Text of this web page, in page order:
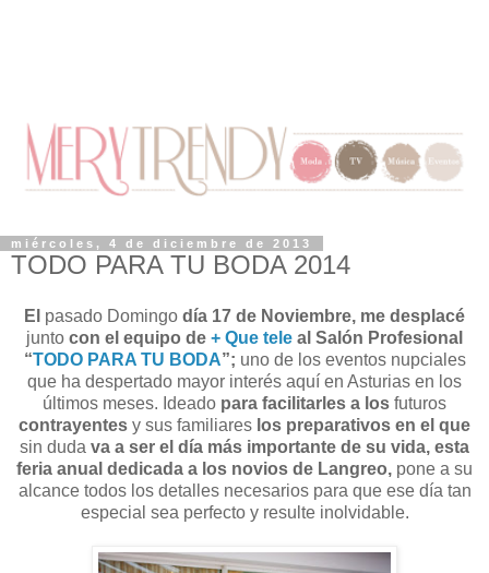
miércoles, 4 de diciembre de 2013
TODO PARA TU BODA 2014
El pasado Domingo día 17 de Noviembre, me desplacé
junto con el equipo de + Que tele al Salón Profesional
“TODO PARA TU BODA”; uno de los eventos nupciales
que ha despertado mayor interés aquí en Asturias en los
últimos meses. Ideado para facilitarles a los futuros
contrayentes y sus familiares los preparativos en el que
sin duda va a ser el día más importante de su vida, esta
feria anual dedicada a los novios de Langreo, pone a su
alcance todos los detalles necesarios para que ese día tan
especial sea perfecto y resulte inolvidable.